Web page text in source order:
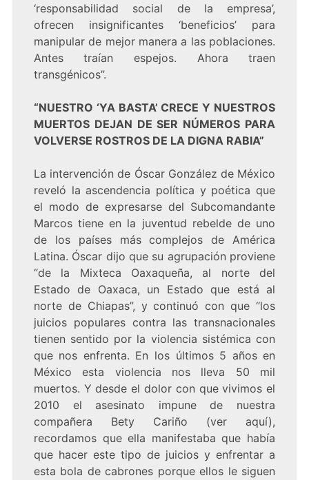
‘responsabilidad social de la empresa’,
ofrecen insignificantes ‘beneficios’ para
manipular de mejor manera a las poblaciones.
Antes traían espejos. Ahora traen
transgénicos”.
“NUESTRO ‘YA BASTA’ CRECE Y NUESTROS
MUERTOS DEJAN DE SER NÚMEROS PARA
VOLVERSE ROSTROS DE LA DIGNA RABIA”
La intervención de Óscar González de México
reveló la ascendencia política y poética que
el modo de expresarse del Subcomandante
Marcos tiene en la juventud rebelde de uno
de los países más complejos de América
Latina. Óscar dijo que su agrupación proviene
“de la Mixteca Oaxaqueña, al norte del
Estado de Oaxaca, un Estado que está al
norte de Chiapas”, y continuó con que “los
juicios populares contra las transnacionales
tienen sentido por la violencia sistémica con
que nos enfrenta. En los últimos 5 años en
México esta violencia nos lleva 50 mil
muertos. Y desde el dolor con que vivimos el
2010 el asesinato impune de nuestra
compañera Bety Cariño (ver aquí),
recordamos que ella manifestaba que había
que hacer este tipo de juicios y enfrentar a
esta bola de cabrones porque ellos le siguen